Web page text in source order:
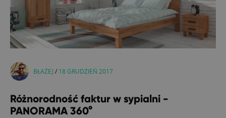
BŁAŻEJ / 18 GRUDZIEŃ 2017
Różnorodność faktur w sypialni -
PANORAMA 360°